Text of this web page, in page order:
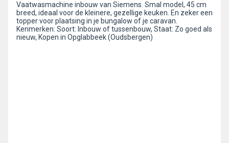
Vaatwasmachine inbouw van Siemens. Smal model, 45 cm
breed, ideaal voor de kleinere, gezellige keuken. En zeker een
topper voor plaatsing in je bungalow of je caravan.
Kenmerken: Soort: Inbouw of tussenbouw, Staat: Zo goed als
nieuw, Kopen in Opglabbeek (Oudsbergen)